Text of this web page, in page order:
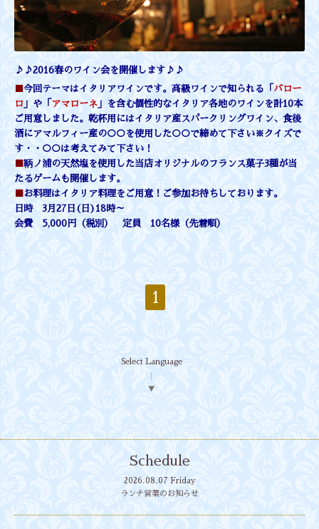
♪♪2016春のワイン会を開催します♪♪
今回テーマはイタリアワインです。高級ワインで知られる 「 バロー
ロ 」や「 アマローネ 」を含む個性的なイタリア各地のワインを計10本
ご用意しました。 乾杯用にはイタリア産スパークリングワイン、食後
酒にアマルフィー産の○○を使用した○○で締めて下さい※クイズで
す・・○○は考えてみて下さい！
鞆ノ浦の天然塩を使用した当店オリジナルのフランス菓子3種が当
たるゲームも開催します。
お料理はイタリア料理をご用意！ご参加お待ちしております。
日時 3月27日(日)18時～
会費 5,000円（税別） 定員 10名様（先着順）
1
Select Language
▼
Schedule
2026.08.07 Friday
ランチ営業のお知らせ